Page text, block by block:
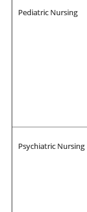
Pediatric Nursing
Psychiatric Nursing